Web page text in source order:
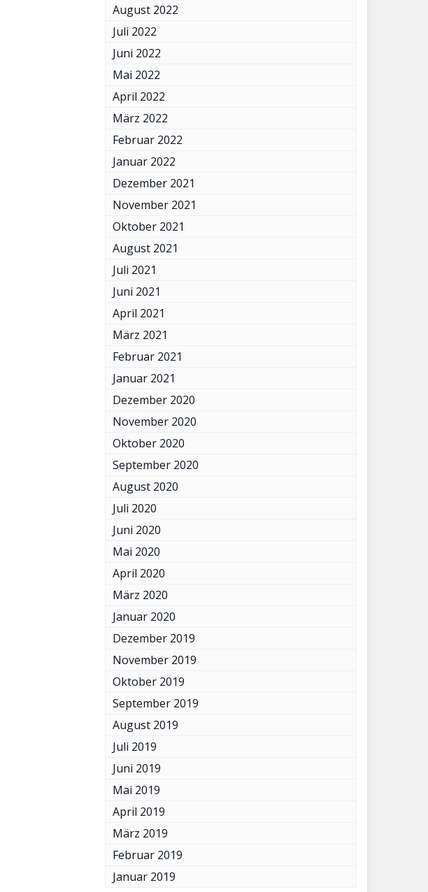
August 2022
Juli 2022
Juni 2022
Mai 2022
April 2022
März 2022
Februar 2022
Januar 2022
Dezember 2021
November 2021
Oktober 2021
August 2021
Juli 2021
Juni 2021
April 2021
März 2021
Februar 2021
Januar 2021
Dezember 2020
November 2020
Oktober 2020
September 2020
August 2020
Juli 2020
Juni 2020
Mai 2020
April 2020
März 2020
Januar 2020
Dezember 2019
November 2019
Oktober 2019
September 2019
August 2019
Juli 2019
Juni 2019
Mai 2019
April 2019
März 2019
Februar 2019
Januar 2019